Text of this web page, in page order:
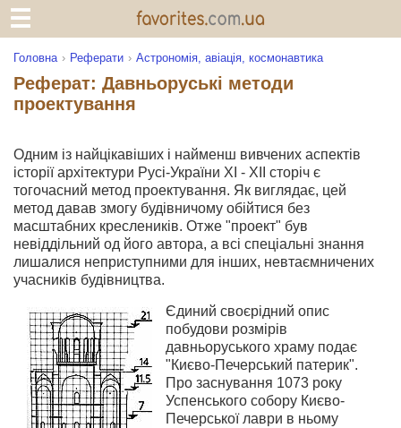
Головна Реферати Астрономія, авіація, космонавтика
Реферат: Давньоруські методи
проектування
Одним із найцікавіших і найменш вивчених аспектів
історії архітектури Русі-України XI - XII сторіч є
тогочасний метод проектування. Як виглядає, цей
метод давав змогу будівничому обійтися без
масштабних креслеників. Отже "проект" був
невіддільний од його автора, а всі спеціальні знання
лишалися неприступними для інших, невтаємничених
учасників будівництва.
Єдиний своєрідний опис
побудови розмірів
давньоруського храму подає
"Києво-Печерський патерик".
Про заснування 1073 року
Успенського собору Києво-
Печерської лаври в ньому